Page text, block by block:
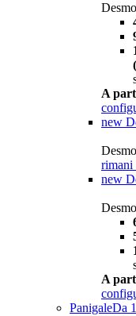
A
new
rimani
new
A
PanigaleDa